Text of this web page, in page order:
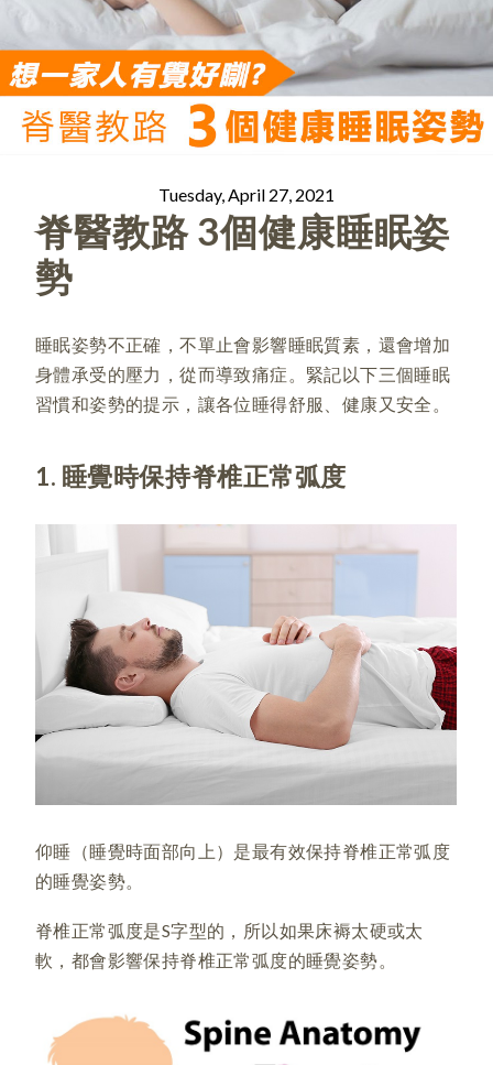
Tuesday, April 27, 2021
脊醫教路 3個健康睡眠姿
勢
睡眠姿勢不正確，不單止會影響睡眠質素，還會增加
身體承受的壓力，從而導致痛症。緊記以下三個睡眠
習慣和姿勢的提示，讓各位睡得舒服、健康又安全。
1. 睡覺時保持脊椎正常弧度
仰睡（睡覺時面部向上）是最有效保持脊椎正常弧度
的睡覺姿勢。
脊椎正常弧度是S字型的，所以如果床褥太硬或太
軟，都會影響保持脊椎正常弧度的睡覺姿勢。